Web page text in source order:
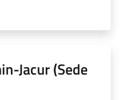
Jacur (Sede